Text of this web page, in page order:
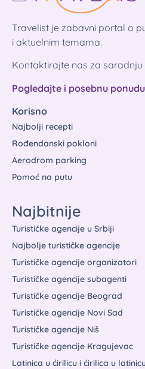
Travelist je zabavni portal o
i aktuelnim temama.
Kontaktirajte nas za saradnju
Pogledajte i posebnu
Korisno
Najbolji recepti
Rođendanski pokloni
Aerodrom parking
Pomoć na putu
Najbitnije
Turističke agencije u Srbiji
Najbolje turističke agencije
Turističke agencije organizatori
Turističke agencije subagenti
Turističke agencije Beograd
Turističke agencije Novi Sad
Turističke agencije Niš
Turističke agencije Kragujevac
Latinica u ćirilicu i ćirilica u